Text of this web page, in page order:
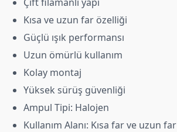
Kısa ve uzun far özelliği
Güçlü ışık performansı
Uzun ömürlü kullanım
Kolay montaj
Yüksek sürüş güvenliği
Ampul Tipi: Halojen
Kullanım Alanı: Kısa far ve uzun far